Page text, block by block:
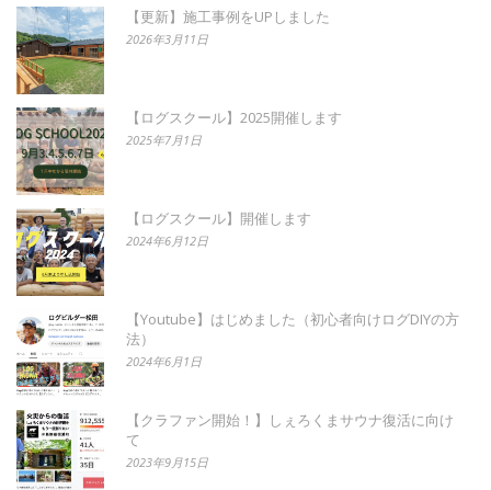
【更新】施工事例をUPしました
2026年3月11日
【ログスクール】2025開催します
2025年7月1日
【ログスクール】開催します
2024年6月12日
【Youtube】はじめました（初心者向けログDIYの方
法）
2024年6月1日
【クラファン開始！】しぇろくまサウナ復活に向け
て
2023年9月15日